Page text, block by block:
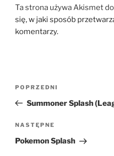
Ta strona używa Akismet
się, w jaki sposób
komentarzy.
Poprzedni
wpis
POPRZEDNI
Summoner Splash
Następny
wpis
NASTĘPNE
Pokemon Splash